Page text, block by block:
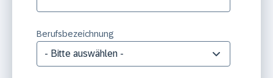
Berufsbezeichnung